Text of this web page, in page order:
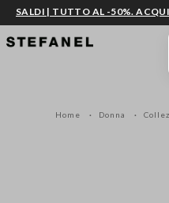
VAI AL CONTENUTO PRINCIPALE
SALDI | TUTTO AL -50%.
Home Donna